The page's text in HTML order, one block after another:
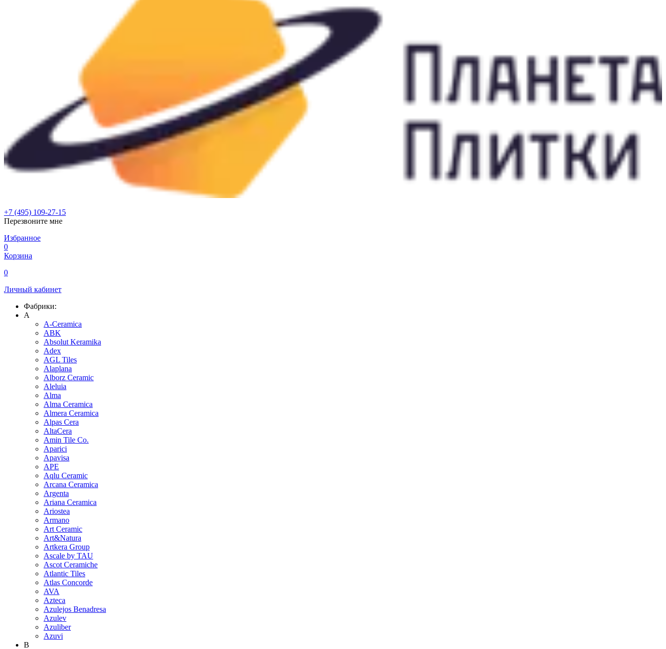
+7 (495) 109-27-15
Перезвоните мне
Избранное
0
Корзина
0
Личный кабинет
Фабрики:
A
A-Ceramica
ABK
Absolut Keramika
Adex
AGL Tiles
Alaplana
Alborz Ceramic
Aleluia
Alma
Alma Ceramica
Almera Ceramica
Alpas Cera
AltaCera
Amin Tile Co.
Aparici
Apavisa
APE
Aqlu Ceramic
Arcana Ceramica
Argenta
Ariana Ceramica
Ariostea
Armano
Art Ceramic
Art&Natura
Artkera Group
Ascale by TAU
Ascot Ceramiche
Atlantic Tiles
Atlas Concorde
AVA
Azteca
Azulejos Benadresa
Azulev
Azuliber
Azuvi
B